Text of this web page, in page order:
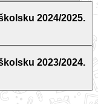
2024/2025.
2023/2024.